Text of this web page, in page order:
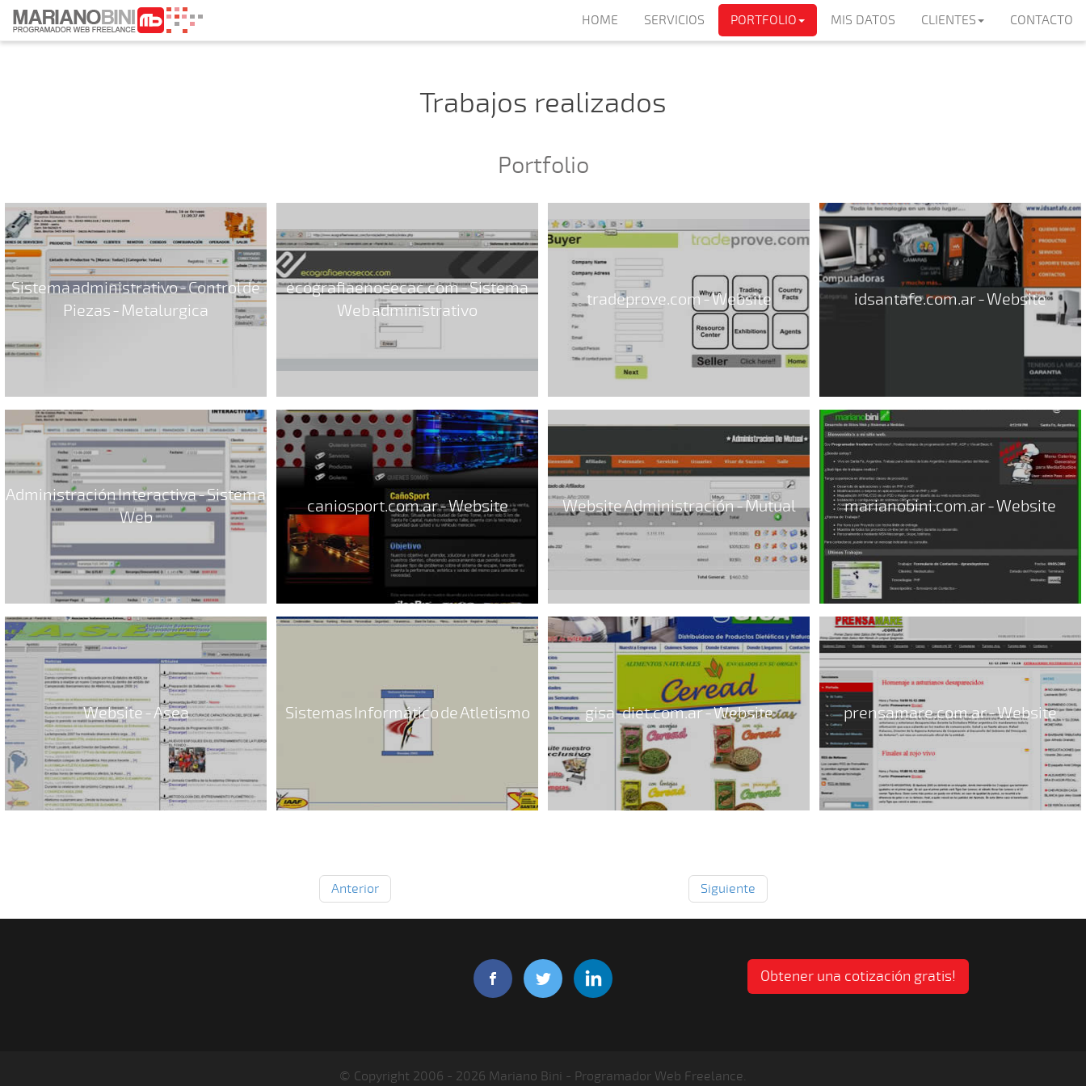
HOME SERVICIOS PORTFOLIO MIS DATOS CLIENTES CONTACTO
Trabajos realizados
Portfolio
Sistema administrativo - Control de
Piezas - Metalurgica
ecografiaenosecac.com - Sistema
Web administrativo
tradeprove.com - Website idsantafe.com.ar - Website
Administración Interactiva - Sistema
Web
caniosport.com.ar - Website Website Administración - Mutual marianobini.com.ar - Website
Website - Asea Sistemas Informático de Atletismo gisa-diet.com.ar - Website prensamare.com.ar - Website
Anterior Siguiente
Obtener una cotización gratis!
© Copyright 2006 - 2026 Mariano Bini - Programador Web Freelance.